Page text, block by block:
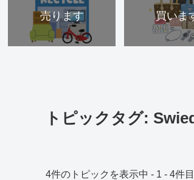
売ります 買いま
トピックタグ:
4件のトピックを表示中 - 1 - 4件